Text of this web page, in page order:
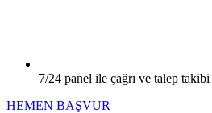
7/24 panel ile çağrı ve talep takibi
HEMEN BAŞVUR